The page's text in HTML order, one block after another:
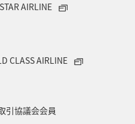
AIRLINE
CLASS AIRLINE
引協議会会員